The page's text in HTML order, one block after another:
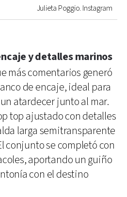
Julieta Poggio. Instagram
y detalles marinos
más comentarios generó
de encaje, ideal para
atardecer junto al mar.
top ajustado con detalles
larga semitransparente
conjunto se completó con
aportando un guiño
con el destino